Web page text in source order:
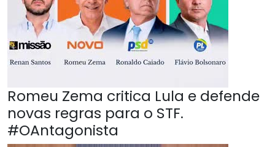
Romeu Zema critica Lula e defende
novas regras para o STF.
#OAntagonista